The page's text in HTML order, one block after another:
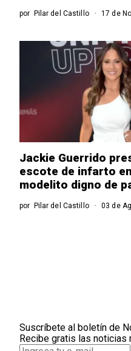
por Pilar del Castillo 17 de
Jackie Guerrido
escote de infarto
modelito digno de
por Pilar del Castillo 03 de
Suscríbete al boletín de
Recibe gratis las noticias